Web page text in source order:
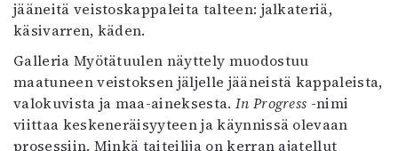
jääneitä veistoskappaleita talteen: jalkateriä,
käsivarren, käden.
Galleria Myötätuulen näyttely muodostuu
maatuneen veistoksen jäljelle jääneistä kappaleista,
valokuvista ja maa-aineksesta. In Progress -nimi
viittaa keskeneräisyyteen ja käynnissä olevaan
prosessiin. Minkä taiteilija on kerran ajatellut